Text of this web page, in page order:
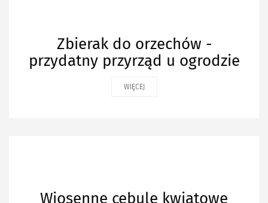
Zbierak do orzechów -
przydatny przyrząd u ogrodzie
WIĘCEJ
Wiosenne cebule kwiatowe